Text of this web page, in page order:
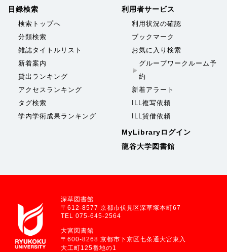
目録検索
検索トップへ
分類検索
雑誌タイトルリスト
新着案内
貸出ランキング
アクセスランキング
タグ検索
学内学術成果ランキング
利用者サービス
利用状況の確認
ブックマーク
お気に入り検索
グループワークルーム予
約
新着アラート
ILL複写依頼
ILL貸借依頼
MyLibraryログイン
龍谷大学図書館
深草図書館
〒612-8577 京都市伏見区深草塚本町67
TEL 075-645-2564
大宮図書館
〒600-8268 京都市下京区七条通大宮東入
大工町125番地の1